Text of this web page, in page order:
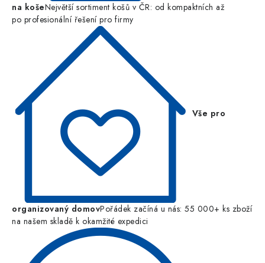
na košeNejvětší sortiment košů v ČR: od kompaktních až
po profesionální řešení pro firmy
Vše pro
organizovaný domovPořádek začíná u nás: 55 000+ ks zboží
na našem skladě k okamžité expedici